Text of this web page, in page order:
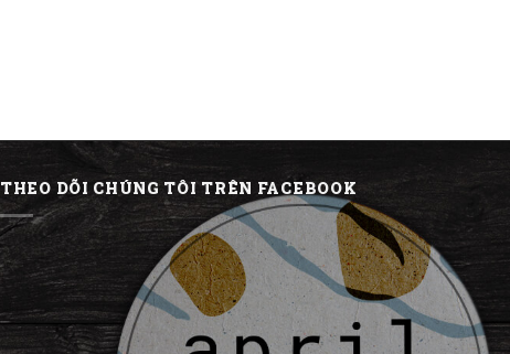
THEO DÕI CHÚNG TÔI TRÊN FACEBOOK